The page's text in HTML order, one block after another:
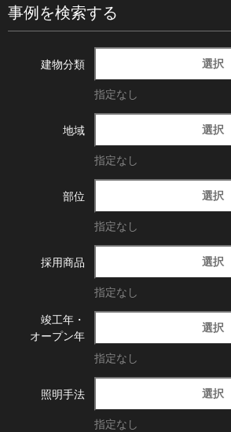
事例を検索する
建物分類 選択
指定なし
地域 選択
指定なし
部位 選択
指定なし
採用商品 選択
指定なし
竣工年・
オープン年
選択
指定なし
照明手法 選択
指定なし